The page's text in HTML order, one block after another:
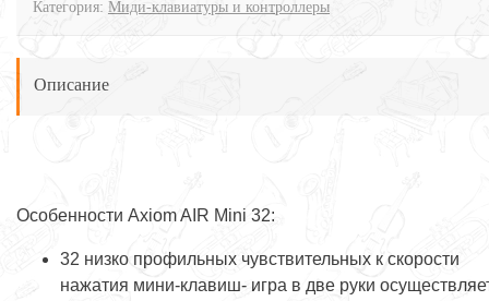
Категория: Миди-клавиатуры и контроллеры
Описание
Особенности Axiom AIR Mini 32:
32 низко профильных чувствительных к скорости
нажатия мини-клавиш- игра в две руки